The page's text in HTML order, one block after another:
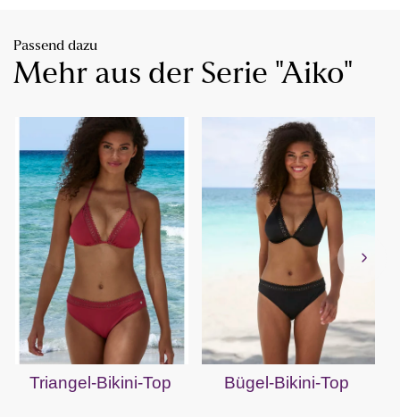
Passend dazu
Mehr aus der Serie "Aiko"
Triangel-Bikini-Top Bügel-Bikini-Top